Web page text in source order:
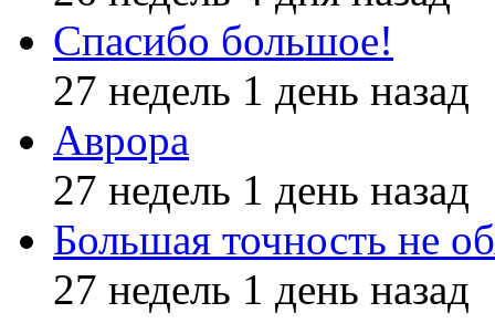
Спасибо большое!
27 недель 1 день назад
Аврора
27 недель 1 день назад
Большая точность не
27 недель 1 день назад